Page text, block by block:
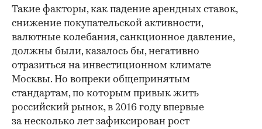
Такие факторы, как падение арендных ставок,
снижение покупательской активности,
валютные колебания, санкционное давление,
должны были, казалось бы, негативно
отразиться на инвестиционном климате
Москвы. Но вопреки общепринятым
стандартам, по которым привык жить
российский рынок, в 2016 году впервые
за несколько лет зафиксирован рост